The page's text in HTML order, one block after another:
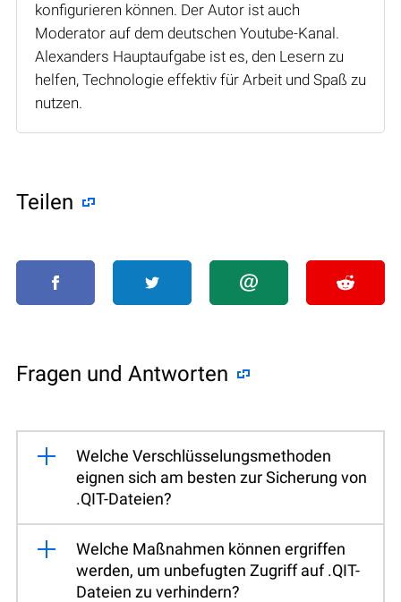
konfigurieren können. Der Autor ist auch
Moderator auf dem deutschen Youtube-Kanal.
Alexanders Hauptaufgabe ist es, den Lesern zu
helfen, Technologie effektiv für Arbeit und Spaß zu
nutzen.
Teilen
Fragen und Antworten
Welche Verschlüsselungsmethoden
eignen sich am besten zur Sicherung von
.QIT-Dateien?
Welche Maßnahmen können ergriffen
werden, um unbefugten Zugriff auf .QIT-
Dateien zu verhindern?